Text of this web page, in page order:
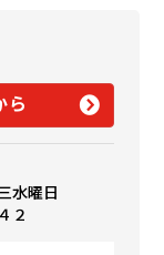
ら
水曜日
２